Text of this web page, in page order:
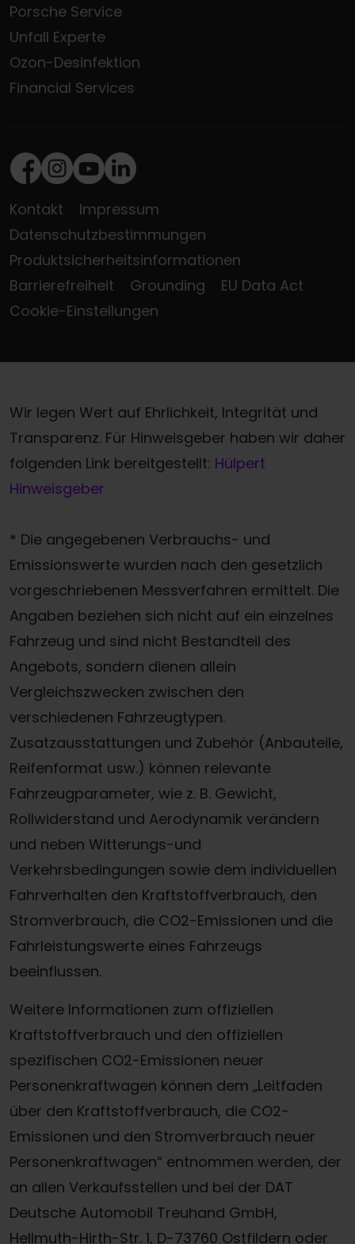
Porsche Service
Unfall Experte
Ozon-Desinfektion
Financial Services
Facebook
Instagram
Youtube
LinkedIn
Kontakt
Impressum
Datenschutzbestimmungen
Produktsicherheitsinformationen
Barrierefreiheit
Grounding
EU Data Act
Cookie-Einstellungen
Wir legen Wert auf Ehrlichkeit, Integrität und
Transparenz. Für Hinweisgeber haben wir daher
folgenden Link bereitgestellt: Hülpert
Hinweisgeber
* Die angegebenen Verbrauchs- und
Emissionswerte wurden nach den gesetzlich
vorgeschriebenen Messverfahren ermittelt. Die
Angaben beziehen sich nicht auf ein einzelnes
Fahrzeug und sind nicht Bestandteil des
Angebots, sondern dienen allein
Vergleichszwecken zwischen den
verschiedenen Fahrzeugtypen.
Zusatzausstattungen und Zubehör (Anbauteile,
Reifenformat usw.) können relevante
Fahrzeugparameter, wie z. B. Gewicht,
Rollwiderstand und Aerodynamik verändern
und neben Witterungs-und
Verkehrsbedingungen sowie dem individuellen
Fahrverhalten den Kraftstoffverbrauch, den
Stromverbrauch, die CO2-Emissionen und die
Fahrleistungswerte eines Fahrzeugs
beeinflussen.
Weitere Informationen zum offiziellen
Kraftstoffverbrauch und den offiziellen
spezifischen CO2-Emissionen neuer
Personenkraftwagen können dem „Leitfaden
über den Kraftstoffverbrauch, die CO2-
Emissionen und den Stromverbrauch neuer
Personenkraftwagen“ entnommen werden, der
an allen Verkaufsstellen und bei der DAT
Deutsche Automobil Treuhand GmbH,
Hellmuth-Hirth-Str. 1, D-73760 Ostfildern oder
Termin online buchen
Zum Kontaktformular